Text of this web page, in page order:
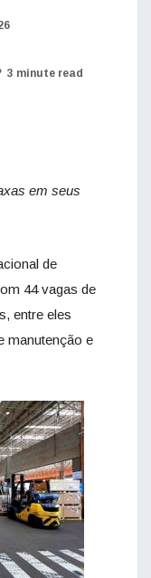
3 minute read
em seus
de
44 vagas de
entre eles
manutenção e